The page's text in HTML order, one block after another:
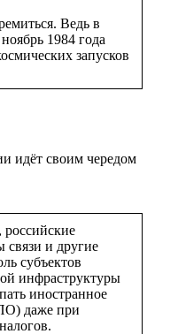
Ведь в
1984 года
запусков
идёт своим чередом
связи и другие
субъектов
инфраструктуры
иностранное
даже при